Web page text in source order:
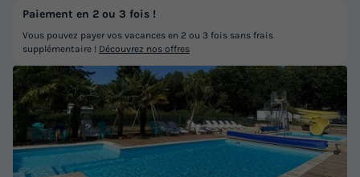
Paiement en 2 ou 3 fois !
Vous pouvez payer vos vacances en 2 ou 3 fois sans frais
supplémentaire ! Découvrez nos offres